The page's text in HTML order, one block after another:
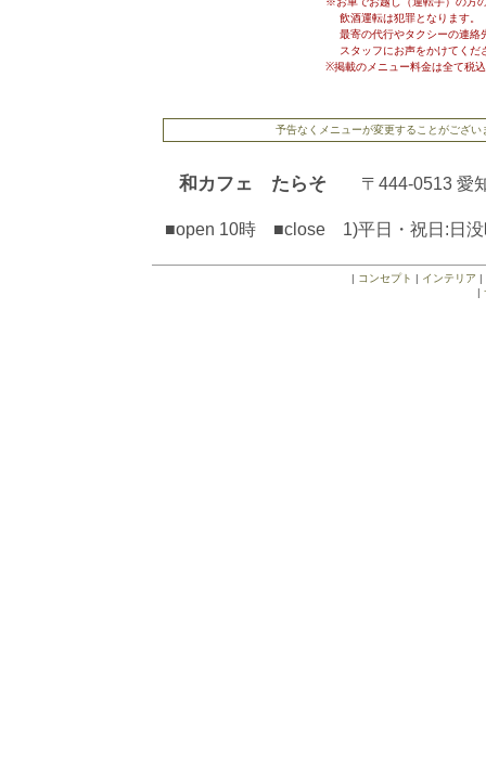
飲酒運転は犯罪となります。
最寄の代行やタクシーの連絡
スタッフにお声をかけてくだ
※掲載のメニュー料金は全て税
予告なくメニューが変更することがござい
和カフェ たらそ 〒444-0513 愛
■open 10時 ■close 1)平日・祝日:日
| コンセプト | インテリア |
|